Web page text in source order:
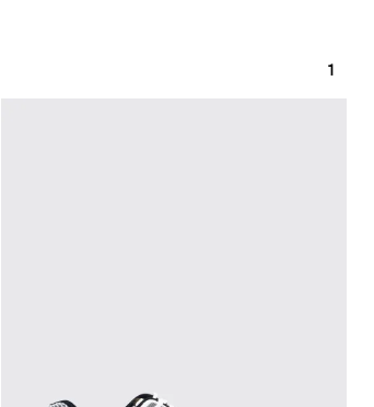
1